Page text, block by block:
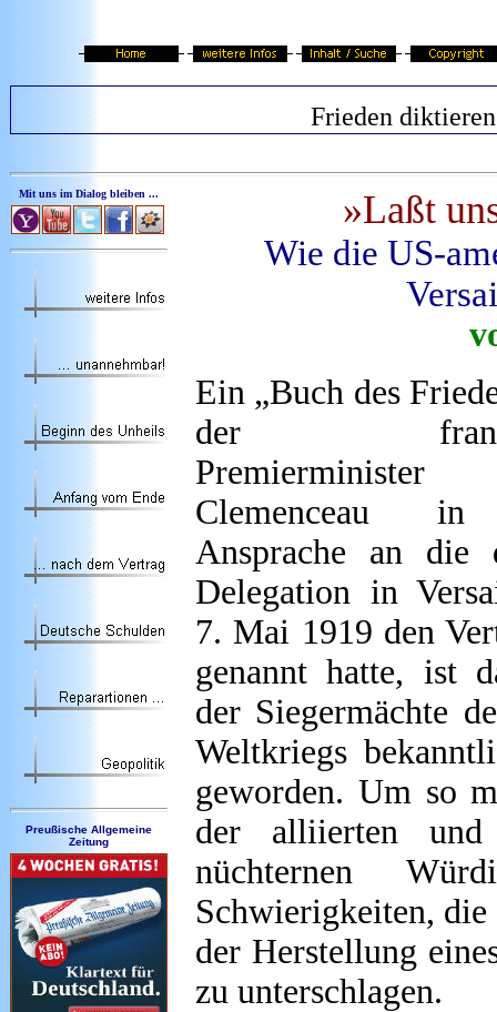
Frieden diktieren
Mit uns im Dialog bleiben ...
Preußische Allgemeine
Zeitung
»Laßt
Wie die US-
Ein „Buch des
der
Premierminister
Clemenceau in
Ansprache an die
Delegation in
7. Mai 1919 den
genannt hatte, ist
der Siegermächte
Weltkriegs
geworden. Um so
der alliierten und
nüchternen
Schwierigkeiten, die
der Herstellung
zu unterschlagen.